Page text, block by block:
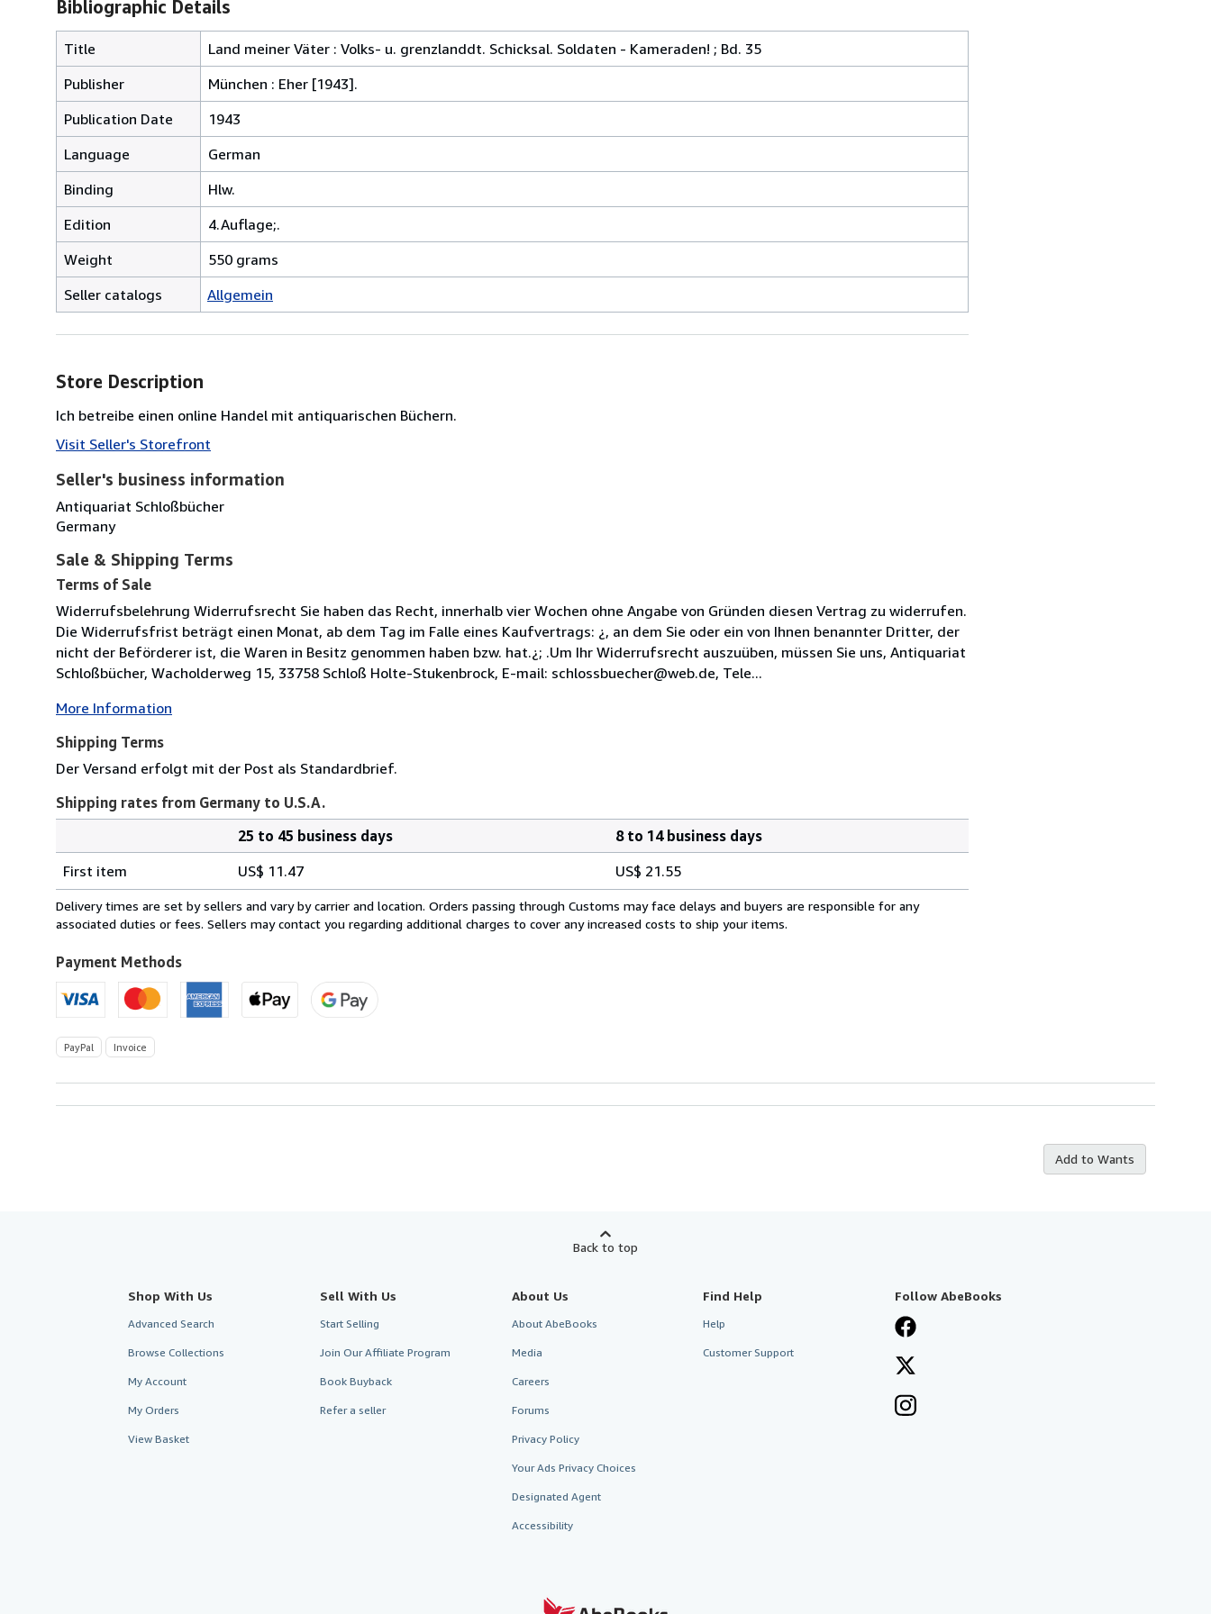
Bibliographic Details
Title
Land meiner Väter : Volks- u. grenzlanddt. Schicksal. Soldaten - Kameraden! ; Bd. 35
Publisher
München : Eher [1943].
Publication Date
1943
Language
German
Binding
Hlw.
Edition
4.Auflage;.
Weight
550 grams
Seller catalogs
Allgemein
Store Description
Ich betreibe einen online Handel mit antiquarischen Büchern.
Visit Seller's Storefront
Seller's business information
Antiquariat Schloßbücher
Germany
Sale & Shipping Terms
Terms of Sale
Widerrufsbelehrung Widerrufsrecht Sie haben das Recht, innerhalb vier Wochen ohne Angabe von Gründen diesen Vertrag zu widerrufen.
Die Widerrufsfrist beträgt einen Monat, ab dem Tag im Falle eines Kaufvertrags: ¿, an dem Sie oder ein von Ihnen benannter Dritter, der
nicht der Beförderer ist, die Waren in Besitz genommen haben bzw. hat.¿; .Um Ihr Widerrufsrecht auszuüben, müssen Sie uns, Antiquariat
Schloßbücher, Wacholderweg 15, 33758 Schloß Holte-Stukenbrock, E-mail: schlossbuecher@web.de, Tele...
More Information
Shipping Terms
Der Versand erfolgt mit der Post als Standardbrief.
Shipping rates from Germany to U.S.A.
rates
from
Germany
U.S.A.
25 to 45 business days
8 to 14 business days
First item
US$ 11.47 US$ 21.55
Delivery times are set by sellers and vary by carrier and location. Orders passing through Customs may face delays and buyers are responsible for any
associated duties or fees. Sellers may contact you regarding additional charges to cover any increased costs to ship your items.
Payment Methods
PayPal Invoice
Add to Wants
Back to top
Shop With Us
Advanced Search
Browse Collections
My Account
My Orders
View Basket
Sell With Us
Start Selling
Join Our Affiliate Program
Book Buyback
Refer a seller
About Us
About AbeBooks
Media
Careers
Forums
Privacy Policy
Your Ads Privacy Choices
Designated Agent
Accessibility
Find Help
Help
Customer Support
Follow AbeBooks